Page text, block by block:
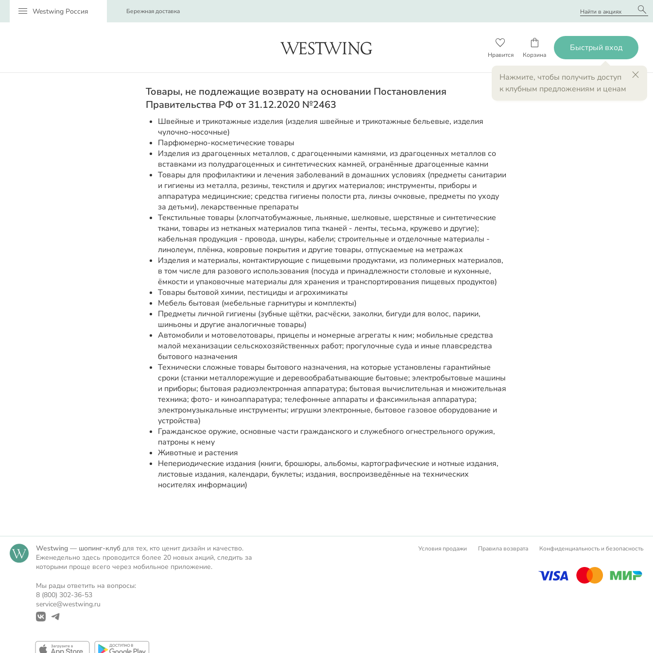
search
menu Бережная доставка search
favorite_border shopping_bag
close
Нажмите, чтобы получить доступ
к клубным предложениям и ценам
Товары, не подлежащие возврату на основании Постановления
Правительства РФ от 31.12.2020 №2463
Швейные и трикотажные изделия (изделия швейные и трикотажные бельевые, изделия
чулочно-носочные)
Парфюмерно-косметические товары
Изделия из драгоценных металлов, с драгоценными камнями, из драгоценных металлов со
вставками из полудрагоценных и синтетических камней, огранённые драгоценные камни
Товары для профилактики и лечения заболеваний в домашних условиях (предметы санитарии
и гигиены из металла, резины, текстиля и других материалов; инструменты, приборы и
аппаратура медицинские; средства гигиены полости рта, линзы очковые, предметы по уходу
за детьми), лекарственные препараты
Текстильные товары (хлопчатобумажные, льняные, шелковые, шерстяные и синтетические
ткани, товары из нетканых материалов типа тканей - ленты, тесьма, кружево и другие);
кабельная продукция - провода, шнуры, кабели; строительные и отделочные материалы -
линолеум, плёнка, ковровые покрытия и другие товары, отпускаемые на метражах
Изделия и материалы, контактирующие с пищевыми продуктами, из полимерных материалов,
в том числе для разового использования (посуда и принадлежности столовые и кухонные,
ёмкости и упаковочные материалы для хранения и транспортирования пищевых продуктов)
Товары бытовой химии, пестициды и агрохимикаты
Мебель бытовая (мебельные гарнитуры и комплекты)
Предметы личной гигиены (зубные щётки, расчёски, заколки, бигуди для волос, парики,
шиньоны и другие аналогичные товары)
Автомобили и мотовелотовары, прицепы и номерные агрегаты к ним; мобильные средства
малой механизации сельскохозяйственных работ; прогулочные суда и иные плавсредства
бытового назначения
Технически сложные товары бытового назначения, на которые установлены гарантийные
сроки (станки металлорежущие и деревообрабатывающие бытовые; электробытовые машины
и приборы; бытовая радиоэлектронная аппаратура; бытовая вычислительная и множительная
техника; фото- и киноаппаратура; телефонные аппараты и факсимильная аппаратура;
электромузыкальные инструменты; игрушки электронные, бытовое газовое оборудование и
устройства)
Гражданское оружие, основные части гражданского и служебного огнестрельного оружия,
патроны к нему
Животные и растения
Непериодические издания (книги, брошюры, альбомы, картографические и нотные издания,
листовые издания, календари, буклеты; издания, воспроизведённые на технических
носителях информации)
Westwing — шопинг-клуб для тех, кто ценит дизайн и качество.
Еженедельно здесь проводится более 20 новых акций, следить за
которыми проще всего через мобильное приложение.
Мы рады ответить на вопросы:
8 (800) 302-36-53
service@westwing.ru
Условия продажи Правила возврата Конфиденциальность и безопасность